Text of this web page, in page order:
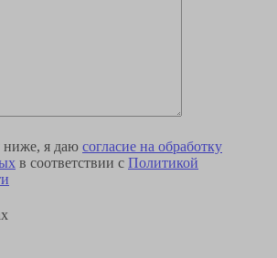
ниже, я даю согласие на обработку
в соответствии с Политикой